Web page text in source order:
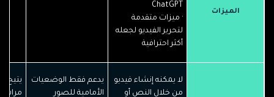
الميزات
ChatGPT
· ميزات متقدمة
لتحرير الفيديو لجعله
أكثر احترافية
لا يمكنه إنشاء فيديو
من خلال النص أو
يدعم فقط الوضعيات
الأمامية للصور
يتيح
مرات